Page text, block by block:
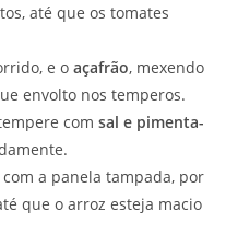
até que os tomates
e o açafrão, mexendo
envolto nos temperos.
com sal e pimenta-
a panela tampada, por
que o arroz esteja macio